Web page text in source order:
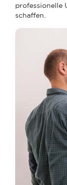
professionelle
schaffen.